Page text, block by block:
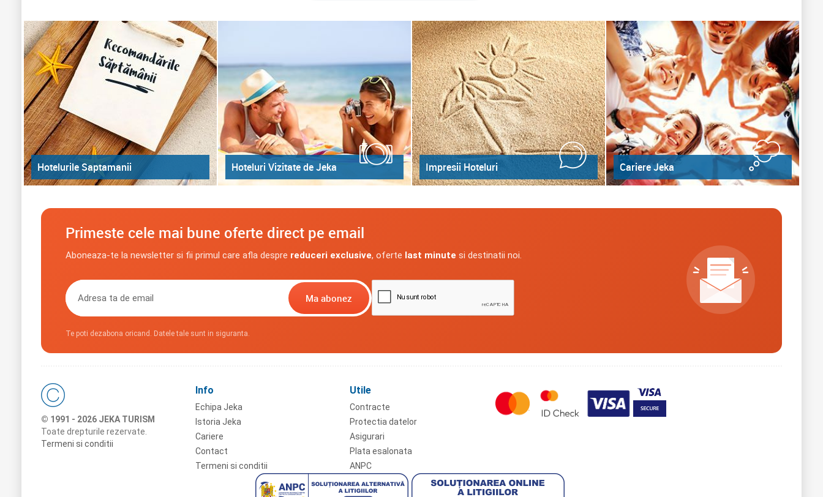
Hotelurile Saptamanii Hoteluri Vizitate de Jeka Impresii Hoteluri Cariere Jeka
Primeste cele mai bune oferte direct pe email
Aboneaza-te la newsletter si fii primul care afla despre reduceri exclusive, oferte last minute si destinatii noi.
Te poti dezabona oricand. Datele tale sunt in siguranta.
© 1991 - 2026 JEKA TURISM
Toate drepturile rezervate.
Termeni si conditii
Info
Echipa Jeka
Istoria Jeka
Cariere
Contact
Termeni si conditii
Utile
Contracte
Protectia datelor
Asigurari
Plata esalonata
ANPC